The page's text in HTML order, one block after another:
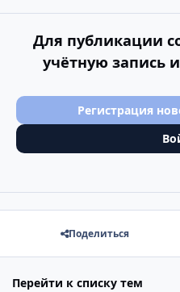
Для публикации
учётную запись
Регистрация
Поделиться
Перейти к списку тем